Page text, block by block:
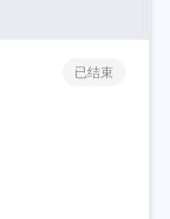
已结束